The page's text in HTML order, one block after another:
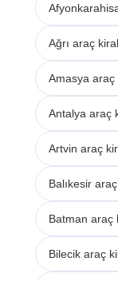
Ağrı araç
Amasya araç
Antalya araç
Artvin araç
Balıkesir
Batman araç
Bilecik araç